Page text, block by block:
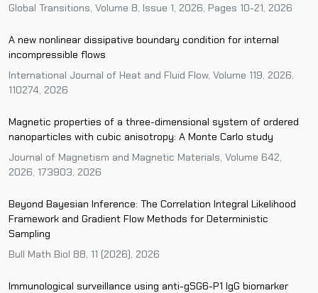
Global Transitions, Volume 8, Issue 1, 2026, Pages 10-21, 2026
A new nonlinear dissipative boundary condition for internal
incompressible flows
International Journal of Heat and Fluid Flow, Volume 119, 2026,
110274, 2026
Magnetic properties of a three-dimensional system of ordered
nanoparticles with cubic anisotropy: A Monte Carlo study
Journal of Magnetism and Magnetic Materials, Volume 642,
2026, 173903, 2026
Beyond Bayesian Inference: The Correlation Integral Likelihood
Framework and Gradient Flow Methods for Deterministic
Sampling
Bull Math Biol 88, 11 (2026), 2026
Immunological surveillance using anti-gSG6-P1 IgG biomarker